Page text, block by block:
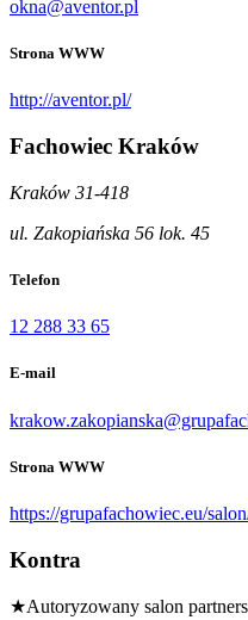
okna@aventor.pl
Strona WWW
http://aventor.pl/
Fachowiec Kraków
Kraków 31-418
ul. Zakopiańska 56 lok. 45
Telefon
12 288 33 65
E-mail
Strona WWW
https://grupafachowiec.eu/
Kontra
★Autoryzowany salon